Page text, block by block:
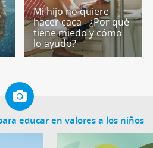
Mi hijo no quiere
hacer caca - ¿Por qué
tiene miedo y cómo
lo ayudo?
educar en valores a los niños